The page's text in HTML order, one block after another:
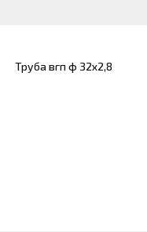
Труба вгп ф 32х2,8